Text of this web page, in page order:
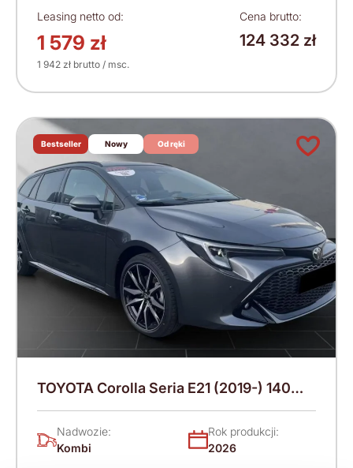
Leasing netto od:
1 579 zł
1 942 zł brutto / msc.
Cena brutto:
124 332 zł
Bestseller Nowy Od ręki
TOYOTA Corolla Seria E21 (2019-) 140
KM (2026)
Nadwozie:
Kombi
Rok produkcji:
2026